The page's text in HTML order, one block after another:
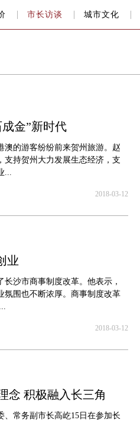
市长访谈 城市文化
金”新时代
澳的游客纷纷前来贺州旅游。赵
支持贺州大力发展生态经济，支
...
2018-03-12
业
沙市商事制度改革。他表示，
氛围也不断浓厚。商事制度改革
2018-03-12
念 积极融入长三角
常务副市长高屹15日在参加长